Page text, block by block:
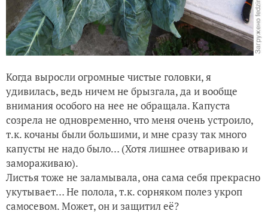
Когда выросли огромные чистые головки, я
удивилась, ведь ничем не брызгала, да и вообще
внимания особого на нее не обращала. Капуста
созрела не одновременно, что меня очень устроило,
т.к. кочаны были большими, и мне сразу так много
капусты не надо было… (Хотя лишнее отвариваю и
замораживаю).
Листья тоже не заламывала, она сама себя прекрасно
укутывает… Не полола, т.к. сорняком полез укроп
самосевом. Может, он и защитил её?